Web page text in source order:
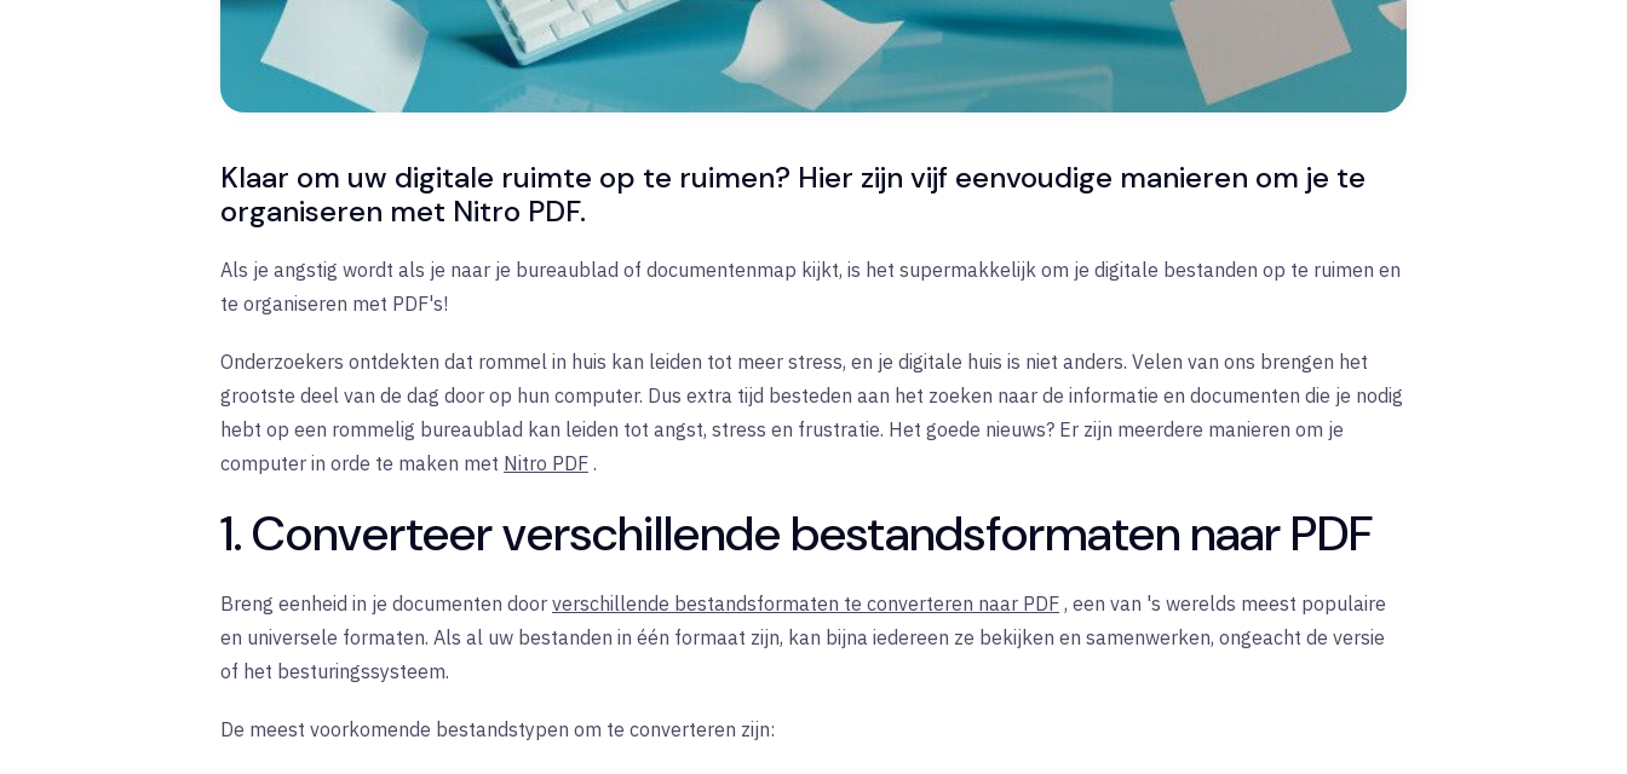
Klaar om uw digitale ruimte op te ruimen? Hier zijn vijf eenvoudige manieren om je te
organiseren met Nitro PDF.
Als je angstig wordt als je naar je bureaublad of documentenmap kijkt, is het supermakkelijk om je digitale bestanden op te ruimen en
te organiseren met PDF's!
Onderzoekers ontdekten dat rommel in huis kan leiden tot meer stress, en je digitale huis is niet anders. Velen van ons brengen het
grootste deel van de dag door op hun computer. Dus extra tijd besteden aan het zoeken naar de informatie en documenten die je nodig
hebt op een rommelig bureaublad kan leiden tot angst, stress en frustratie. Het goede nieuws? Er zijn meerdere manieren om je
computer in orde te maken met Nitro PDF .
1. Converteer verschillende bestandsformaten naar PDF
Breng eenheid in je documenten door verschillende bestandsformaten te converteren naar PDF , een van 's werelds meest populaire
en universele formaten. Als al uw bestanden in één formaat zijn, kan bijna iedereen ze bekijken en samenwerken, ongeacht de versie
of het besturingssysteem.
De meest voorkomende bestandstypen om te converteren zijn: